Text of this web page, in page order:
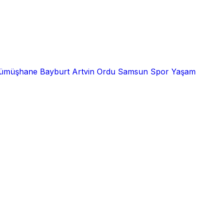
Bayburt Artvin Ordu Samsun Spor Yaşam